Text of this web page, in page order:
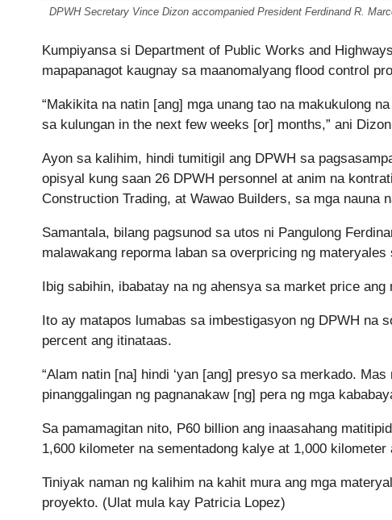
DPWH Secretary Vince Dizon accompanied President Ferdinand R.
Kumpiyansa si Department of Public Works and
mapapanagot kaugnay sa maanomalyang flood control
“Makikita na natin [ang] mga unang tao na makukulong
sa kulungan in the next few weeks [or] months,” ani
Ayon sa kalihim, hindi tumitigil ang DPWH sa
opisyal kung saan 26 DPWH personnel at anim na
Construction Trading, at Wawao Builders, sa mga nauna
Samantala, bilang pagsunod sa utos ni Pangulong
malawakang reporma laban sa overpricing ng
Ibig sabihin, ibabatay na ng ahensya sa market price
Ito ay matapos lumabas sa imbestigasyon ng DPWH na
percent ang itinataas.
“Alam natin [na] hindi ‘yan [ang] presyo sa merkado.
pinanggalingan ng pagnanakaw [ng] pera ng mga
Sa pamamagitan nito, P60 billion ang inaasahang
1,600 kilometer na sementadong kalye at 1,000 kilometer
Tiniyak naman ng kalihim na kahit mura ang mga
proyekto. (Ulat mula kay Patricia Lopez)